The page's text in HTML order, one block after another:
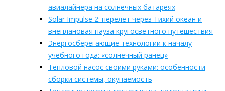
авиалайнера на солнечных батареях
Solar Impulse 2: перелет через Тихий океан и
внеплановая пауза кругосветного путешествия
Энергосберегающие технологии к началу
учебного года: «солнечный ранец»
Тепловой насос своими руками: особенности
сборки системы, окупаемость